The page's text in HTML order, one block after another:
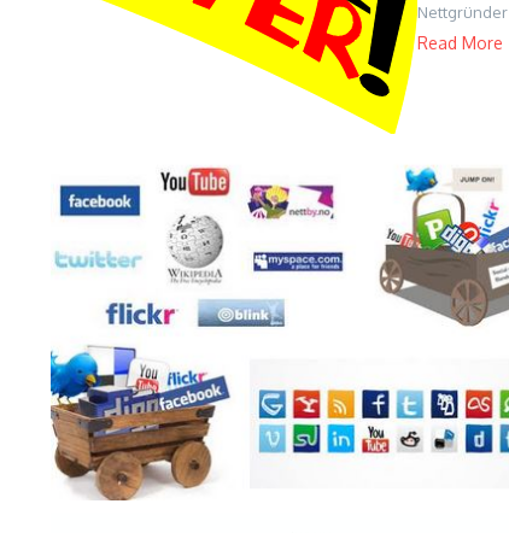
Nettgründer
Read More